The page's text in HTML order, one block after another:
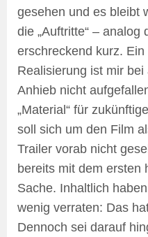
gesehen und es bleibt
die „Auftritte“ – analog
erschreckend kurz.
Realisierung ist mir
Anhieb nicht
„Material“ für
soll sich um den Film
Trailer vorab nicht
bereits mit dem ersten
Sache. Inhaltlich
wenig verraten: Das
Dennoch sei darauf